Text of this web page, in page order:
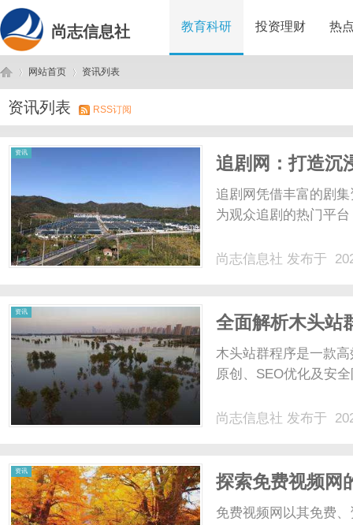
尚志信息社 教育科研 投资理财 热
尚 ›
网站首页
›
资讯列表
资讯列表 RSS订阅
资讯
追剧网：打造沉
追剧网凭借丰富的剧
为观众追剧的热门平
尚志信息社 发布于
资讯
全面解析木头站
木头站群程序是一款
原创、SEO优化及安
尚志信息社 发布于
资讯
探索免费视频网
免费视频网以其免费